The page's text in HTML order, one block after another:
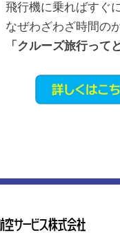
飛行機に乗ればすぐ
なぜわざわざ時間の
「クルーズ旅行って